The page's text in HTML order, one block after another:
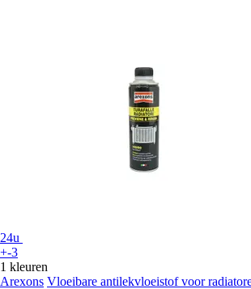
24u
+-3
1 kleuren
Arexons Vloeibare antilekvloeistof voor